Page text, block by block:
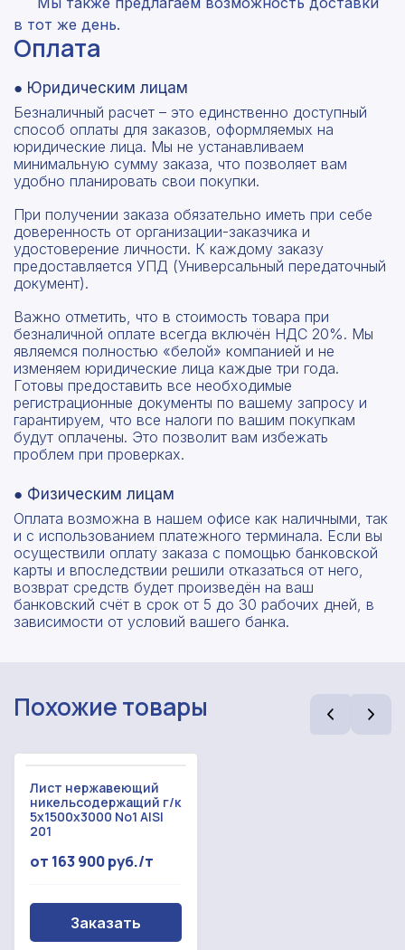
в тот же день.
Оплата
● Юридическим лицам
Безналичный расчет – это единственно доступный
способ оплаты для заказов, оформляемых на
юридические лица. Мы не устанавливаем
минимальную сумму заказа, что позволяет вам
удобно планировать свои покупки.
При получении заказа обязательно иметь при себе
доверенность от организации-заказчика и
удостоверение личности. К каждому заказу
предоставляется УПД (Универсальный передаточный
документ).
Важно отметить, что в стоимость товара при
безналичной оплате всегда включён НДС 20%. Мы
являемся полностью «белой» компанией и не
изменяем юридические лица каждые три года.
Готовы предоставить все необходимые
регистрационные документы по вашему запросу и
гарантируем, что все налоги по вашим покупкам
будут оплачены. Это позволит вам избежать
проблем при проверках.
● Физическим лицам
Оплата возможна в нашем офисе как наличными, так
и с использованием платежного терминала. Если вы
осуществили оплату заказа с помощью банковской
карты и впоследствии решили отказаться от него,
возврат средств будет произведён на ваш
банковский счёт в срок от 5 до 30 рабочих дней, в
зависимости от условий вашего банка.
Похожие товары
Лист нержавеющий
никельсодержащий г/к
5x1500x3000 No1 AISI
201
от 163 900 руб./т
Заказать
Рассчитать смету
точный расчет сметы. Мы свяжемся с вами в
кратчайшие сроки.
телефона
Мы свяжемся с вами в ближайшее время!